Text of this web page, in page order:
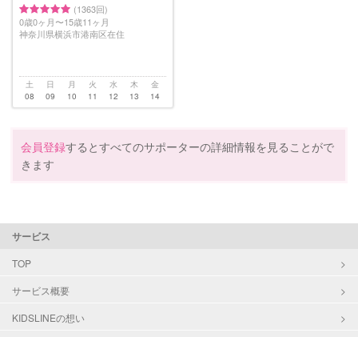
(1363回)
0歳0ヶ月〜15歳11ヶ月
神奈川県横浜市港南区在住
土
08
日
09
月
10
火
11
水
12
木
13
金
14
会員登録するとすべてのサポーターの詳細情報を見ることがで
きます
サービス
TOP
サービス概要
KIDSLINEの想い